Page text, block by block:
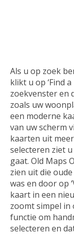
Als u op zoek
klikt u op ‘Find
zoekvenster en
zoals uw
een moderne
van uw scherm
kaarten uit
selecteren ziet
gaat. Old Maps
zien uit die
was en door op
kaart in een
zoomt simpel in
functie om
selecteren en